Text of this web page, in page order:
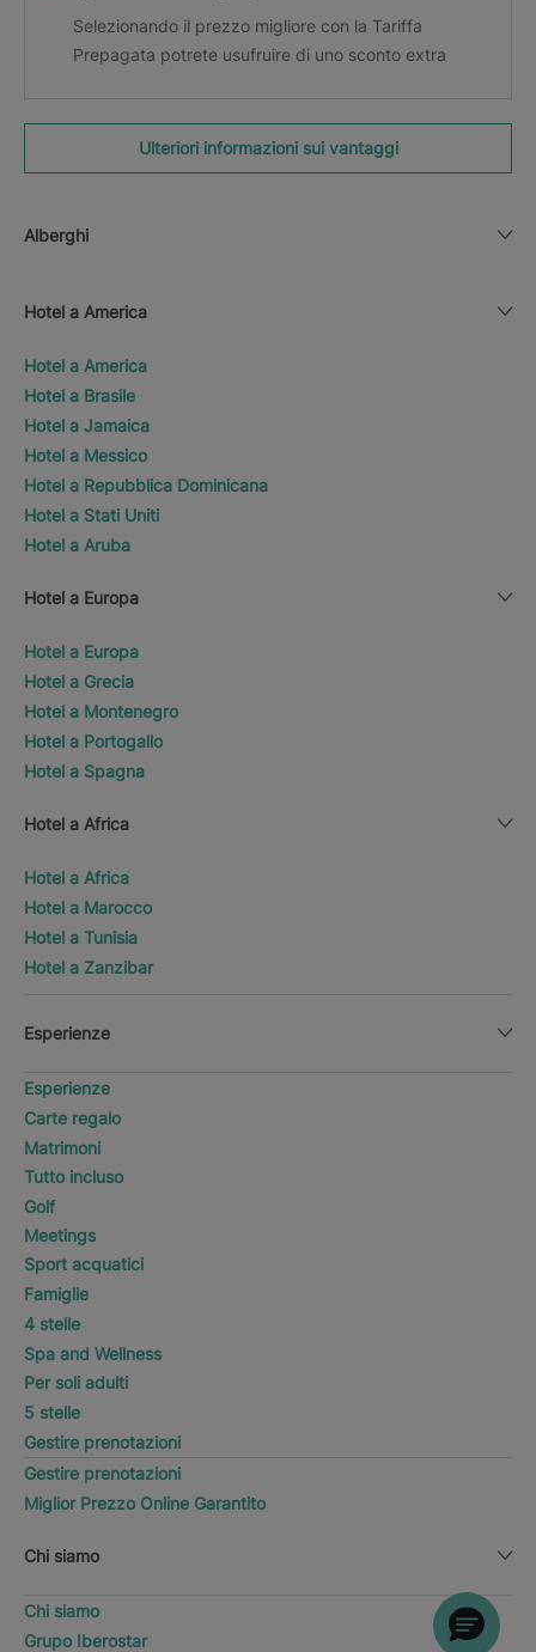
Selezionando il prezzo migliore con la Tariffa
Prepagata potrete usufruire di uno sconto extra
Ulteriori informazioni sui vantaggi
Alberghi
Hotel a America
Hotel a America
Hotel a Brasile
Hotel a Jamaica
Hotel a Messico
Hotel a Repubblica Dominicana
Hotel a Stati Uniti
Hotel a Aruba
Hotel a Europa
Hotel a Europa
Hotel a Grecia
Hotel a Montenegro
Hotel a Portogallo
Hotel a Spagna
Hotel a Africa
Hotel a Africa
Hotel a Marocco
Hotel a Tunisia
Hotel a Zanzibar
Esperienze
Esperienze
Carte regalo
Matrimoni
Tutto incluso
Golf
Meetings
Sport acquatici
Famiglie
4 stelle
Spa and Wellness
Per soli adulti
5 stelle
Gestire prenotazioni
Gestire prenotazioni
Miglior Prezzo Online Garantito
Chi siamo
Chi siamo
Grupo Iberostar